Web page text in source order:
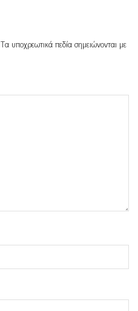
Τα υποχρεωτικά πεδία σημειώνονται με